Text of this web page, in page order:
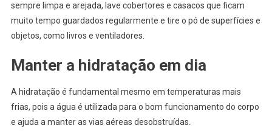
sempre limpa e arejada, lave cobertores e casacos que ficam
muito tempo guardados regularmente e tire o pó de superfícies e
objetos, como livros e ventiladores.
Manter a hidratação em dia
A hidratação é fundamental mesmo em temperaturas mais
frias, pois a água é utilizada para o bom funcionamento do corpo
e ajuda a manter as vias aéreas desobstruídas.